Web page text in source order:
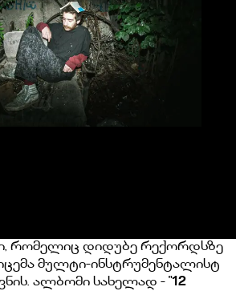
რომელიც დიდუბე რექორდსზე
მულტი-ინსტრუმენტალისტ
ალბომი სახელად - "12